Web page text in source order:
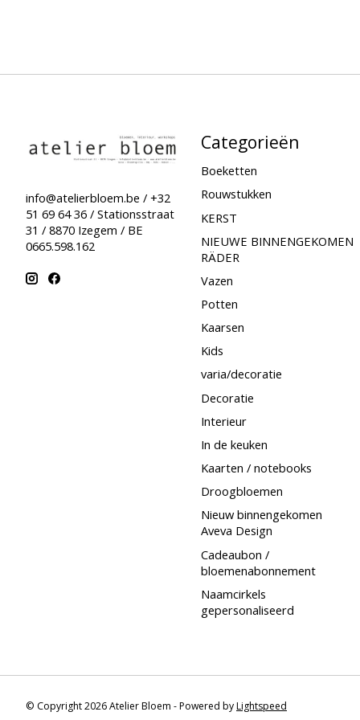
info@atelierbloem.be / +32
51 69 64 36 / Stationsstraat
31 / 8870 Izegem / BE
0665.598.162
Categorieën
Boeketten
Rouwstukken
KERST
NIEUWE BINNENGEKOMEN
RÄDER
Vazen
Potten
Kaarsen
Kids
varia/decoratie
Decoratie
Interieur
In de keuken
Kaarten / notebooks
Droogbloemen
Nieuw binnengekomen
Aveva Design
Cadeaubon /
bloemenabonnement
Naamcirkels
gepersonaliseerd
© Copyright 2026 Atelier Bloem - Powered byLightspeed